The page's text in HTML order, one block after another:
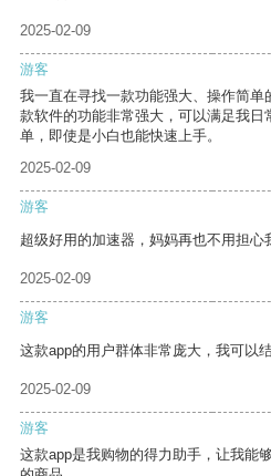
2025-02-09
游客
我一直在寻找一款功能强大、操作简
款软件的功能非常强大，可以满足我
单，即使是小白也能快速上手。
2025-02-09
游客
超级好用的加速器，妈妈再也不用担心
2025-02-09
游客
这款app的用户群体非常庞大，我可以
2025-02-09
游客
这款app是我购物的得力助手，让我能